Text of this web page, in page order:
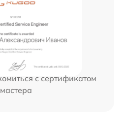
с сертификатом
мастера